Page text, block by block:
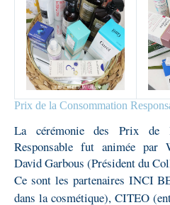
Prix de la Consommation
La cérémonie des Prix de
Responsable fut animée
David Garbous (Président du
Ce sont les partenaires INCI
dans la cosmétique), CITEO